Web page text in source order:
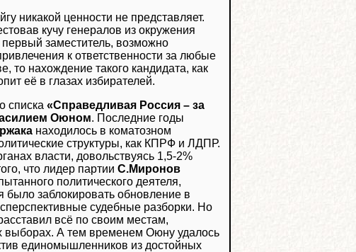
никакой ценности не представляет.
кучу генералов из окружения
заместитель, возможно
к ответственности за любые
то нахождение такого кандидата, как
её в глазах избирателей.
списка «Справедливая Россия – за
Оюном. Последние годы
находилось в коматозном
структуры, как КПРФ и ЛДПР.
власти, довольствуясь 1,5-2%
что лидер партии С.Миронов
политического деятеля,
заблокировать обновление в
судебные разборки. Но
всё по своим местам,
выборах. А тем временем Оюну удалось
единомышленников из достойных